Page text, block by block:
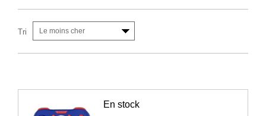
Tri Le moins cher
En stock